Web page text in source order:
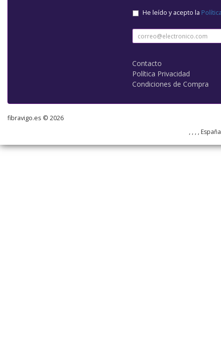
He leído y acepto la
Contacto
Política Privacidad
Condiciones de Compra
fibravigo.es © 2026
, , , ,